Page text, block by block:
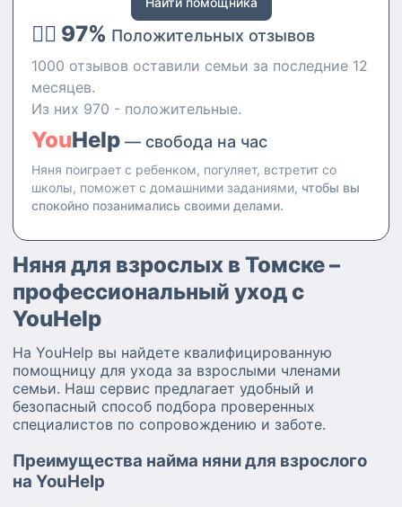
если удобнее встретиться у
вас дома — пожалуйста, я
готова приезжать в любой
район города. ‎ ‎Готовы обсудить
занятия, меню, развлечения и
режим дня ребёнка вместе?
Звоните и пишите — буду рада
знакомству и совместной
работе!
даёт очень положительный
результат. По характеру я
пунктуальная, порядочная и
очень люблю детей. Вредных
привычек нет: не пью, не курю,
ругаюсь.
👍🏻 97% Положительных отзывов
1000 отзывов оставили семьи за последние 12
месяцев.
Из них 970 - положительные.
YouHelp — свобода на час
Няня поиграет с ребенком, погуляет, встретит со
школы, поможет с домашними заданиями, чтобы вы
спокойно позанимались своими делами.
Няня для взрослых в Томске –
профессиональный уход с
YouHelp
На YouHelp вы найдете квалифицированную
помощницу для ухода за взрослыми членами
семьи. Наш сервис предлагает удобный и
безопасный способ подбора проверенных
специалистов по сопровождению и заботе.
Преимущества найма няни для взрослого
на YouHelp